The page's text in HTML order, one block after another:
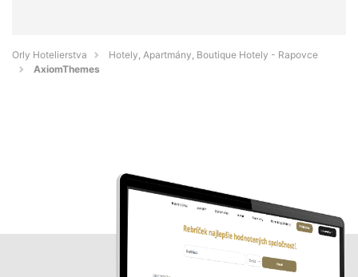
Orly Hotelierstva
Hotely, Apartmány, Boutique Hotely - Rapovce
AxiomThemes